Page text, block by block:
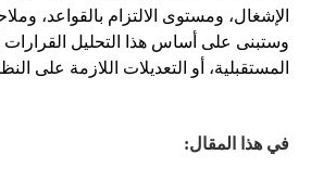
الإشغال، ومستوى الالتزام بالقواعد،
وستبنى على أساس هذا التحليل القرارات
المستقبلية، أو التعديلات اللازمة على
في هذا المقال: